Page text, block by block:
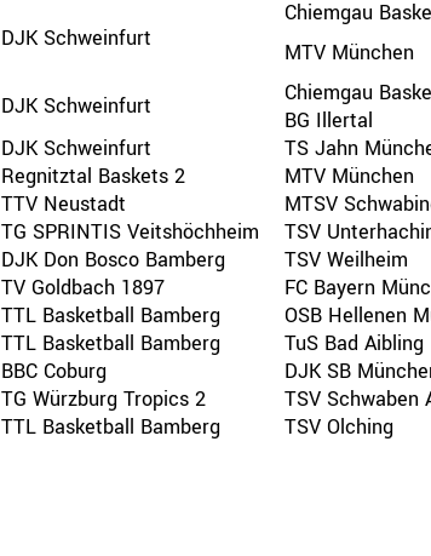
DJK Schweinfurt
Chiemgau
MTV München
DJK Schweinfurt
Chiemgau
BG Illertal
DJK Schweinfurt TS Jahn
Regnitztal Baskets 2 MTV München
TTV Neustadt MTSV
TG SPRINTIS Veitshöchheim TSV
DJK Don Bosco Bamberg TSV Weilheim
TV Goldbach 1897 FC Bayern
TTL Basketball Bamberg OSB Hellenen
TTL Basketball Bamberg TuS Bad Aibling
BBC Coburg DJK SB
TG Würzburg Tropics 2 TSV Schwaben
TTL Basketball Bamberg TSV Olching